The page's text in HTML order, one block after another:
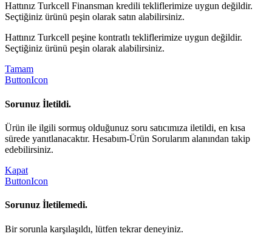
Hattınız Turkcell Finansman kredili tekliflerimize uygun değildir.
Seçtiğiniz ürünü peşin olarak satın alabilirsiniz.
Hattınız Turkcell peşine kontratlı tekliflerimize uygun değildir.
Seçtiğiniz ürünü peşin olarak alabilirsiniz.
Tamam
ButtonIcon
Sorunuz İletildi.
Ürün ile ilgili sormuş olduğunuz soru satıcımıza iletildi, en kısa
sürede yanıtlanacaktır. Hesabım-Ürün Sorularım alanından takip
edebilirsiniz.
Kapat
ButtonIcon
Sorunuz İletilemedi.
Bir sorunla karşılaşıldı, lütfen tekrar deneyiniz.